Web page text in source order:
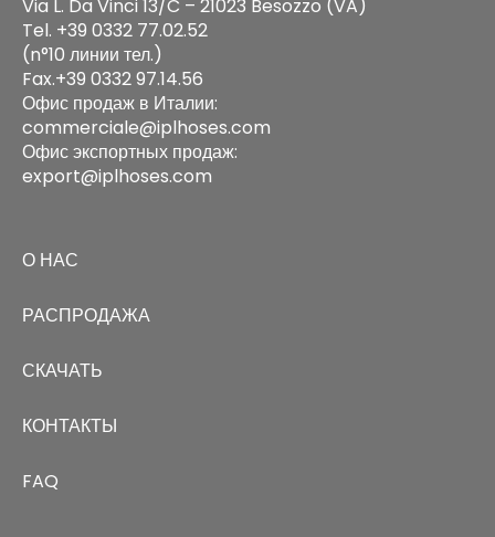
Via L. Da Vinci 13/C – 21023 Besozzo (VA)
Tel. +39 0332 77.02.52
(n°10 линии тел.)
Fax.+39 0332 97.14.56
Офис продаж в Италии:
commerciale@iplhoses.com
Офис экспортных продаж:
export@iplhoses.com
О НАС
РАСПРОДАЖА
СКАЧАТЬ
КОНТАКТЫ
FAQ